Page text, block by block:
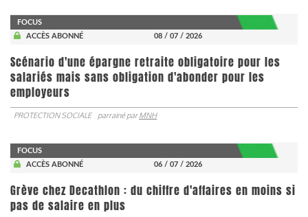
FOCUS
ACCÈS ABONNÉ
08 / 07 / 2026
Scénario d'une épargne retraite obligatoire pour les
salariés mais sans obligation d'abonder pour les
employeurs
PROTECTION SOCIALE parrainé parMNH
FOCUS
ACCÈS ABONNÉ
06 / 07 / 2026
Grève chez Decathlon : du chiffre d'affaires en moins si
pas de salaire en plus